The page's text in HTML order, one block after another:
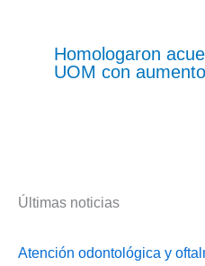
Homologaron
UOM con
Últimas noticias
Atención odontológica y